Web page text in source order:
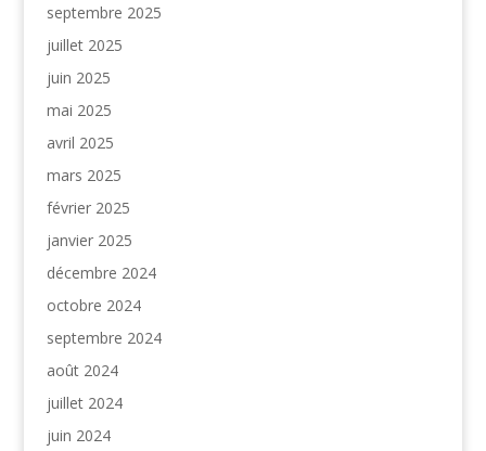
septembre 2025
juillet 2025
juin 2025
mai 2025
avril 2025
mars 2025
février 2025
janvier 2025
décembre 2024
octobre 2024
septembre 2024
août 2024
juillet 2024
juin 2024